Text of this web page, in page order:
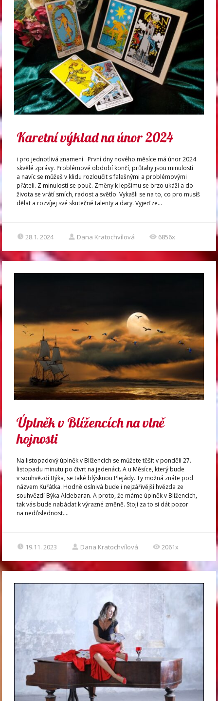
Karetní výklad na únor 2024
i pro jednotlivá znamení První dny nového měsíce má únor 2024
skvělé zprávy. Problémové období končí, průtahy jsou minulostí
a navíc se můžeš v klidu rozloučit s falešnými a problémovými
přáteli. Z minulosti se pouč. Změny k lepšímu se brzo ukáží a do
života se vrátí smích, radost a světlo. Vykašli se na to, co pro musíš
dělat a rozvíjej své skutečné talenty a dary. Vyjeď ze...
28.1. 2024 Dana Kratochvílová 6856x
Úplněk v Blížencích na vlně
hojnosti
Na listopadový úplněk v Blížencích se můžete těšit v pondělí 27.
listopadu minutu po čtvrt na jedenáct. A u Měsíce, který bude
v souhvězdí Býka, se také blýsknou Plejády. Ty možná znáte pod
názvem Kuřátka. Hodně oslnivá bude i nejzářivější hvězda ze
souhvězdí Býka Aldebaran. A proto, že máme úplněk v Blížencích,
tak vás bude nabádat k výrazné změně. Stojí za to si dát pozor
na nedůslednost....
19.11. 2023 Dana Kratochvílová 2061x